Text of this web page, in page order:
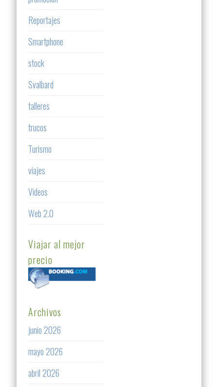
Reportajes
Smartphone
stock
Svalbard
talleres
trucos
Turismo
viajes
Videos
Web 2.0
Viajar al mejor
precio
Archivos
junio 2026
mayo 2026
abril 2026